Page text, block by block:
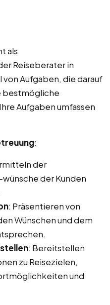
als
Reiseberater in
von Aufgaben, die darauf
bestmögliche
Aufgaben umfassen
:
der
der Kunden
: Präsentieren von
Wünschen und dem
: Bereitstellen
zu Reisezielen,
und